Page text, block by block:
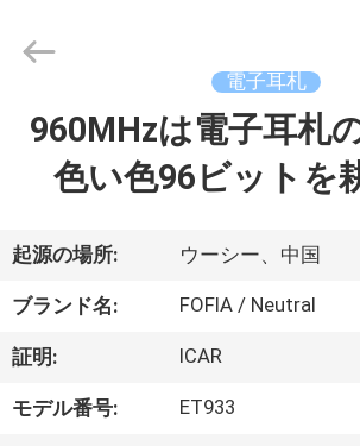
家
ロ
ダ
ク
ト
supplier.
Technology
Rights
Reserved.
電子耳札
960MHzは電子耳札
色い色96ビットを
起源の場所: ウーシー、中国
ブランド名: FOFIA / Neutral
証明: ICAR
モデル番号: ET933